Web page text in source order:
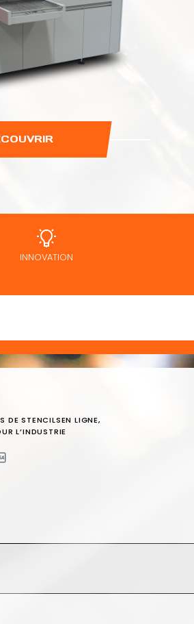
INNOVATION
DE STENCILSEN LIGNE,
L’INDUSTRIE